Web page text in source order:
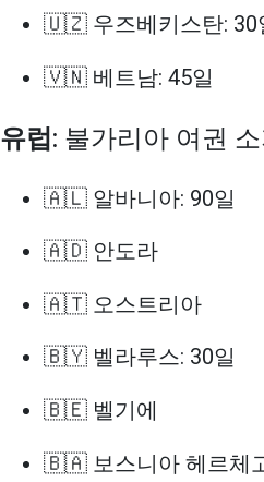
🇺🇿 우즈베키스탄: 30
🇻🇳 베트남: 45일
유럽 : 불가리아 여권
🇦🇱 알바니아: 90일
🇦🇩 안도라
🇦🇹 오스트리아
🇧🇾 벨라루스: 30일
🇧🇪 벨기에
🇧🇦 보스니아 헤르체